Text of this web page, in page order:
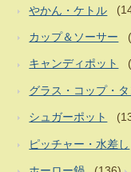
やかん・ケトル
カップ＆ソーサー
キャンディポット
グラス・コップ・
シュガーポット
ピッチャー・水差し